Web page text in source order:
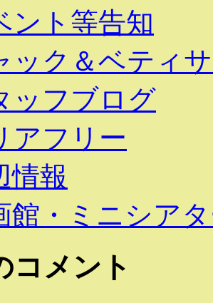
ント等告知
ック＆ベティ
ッフブログ
アフリー
情報
館・ミニシア
コメント